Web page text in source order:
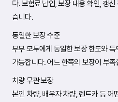
용
은
단
상
과
동
일
지
만
피
다. 보험료 납입, 보장 내용 확인, 갱
습니다.
동일한 보장 수준
부부 모두에게 동일한 보장 한도와
가능합니다. 어느 한쪽의 보장이 부
차량 무관 보장
본인 차량, 배우자 차량, 렌트카 등 어